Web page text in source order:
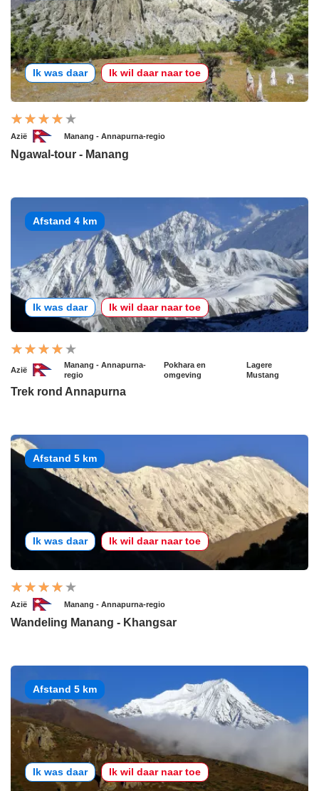
Ik was daar Ik wil daar naar toe
Azië Manang - Annapurna-regio
Ngawal-tour - Manang
Afstand 4 km
Ik was daar Ik wil daar naar toe
Azië
Manang - Annapurna-
regio
Pokhara en
omgeving
Lagere
Mustang
Trek rond Annapurna
Afstand 5 km
Ik was daar Ik wil daar naar toe
Azië Manang - Annapurna-regio
Wandeling Manang - Khangsar
Afstand 5 km
Ik was daar Ik wil daar naar toe